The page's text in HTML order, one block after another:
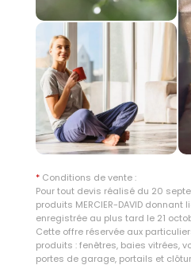
*Conditions de vente :
Pour tout devis réalisé du 20
produits MERCIER-DAVID
enregistrée au plus tard le 21
Cette offre réservée aux
produits : fenêtres, baies vitrées,
portes de garage, portails et